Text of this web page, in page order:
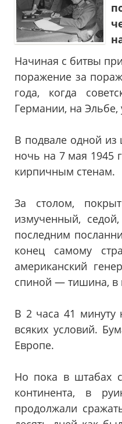
Начиная с битвы
поражение за
года, когда
Германии, на Эльбе,
В подвале одной
ночь на 7 мая 1945
кирпичным стенам.
За столом,
измученный,
последним
конец самому
американский
спиной — тишина, в
В 2 часа 41 минуту
всяких условий.
Европе.
Но пока в штабах
континента, в
продолжали